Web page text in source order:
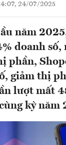
24/07/2025
năm
doanh số,
phần,
giảm thị
lượt mất
kỳ năm